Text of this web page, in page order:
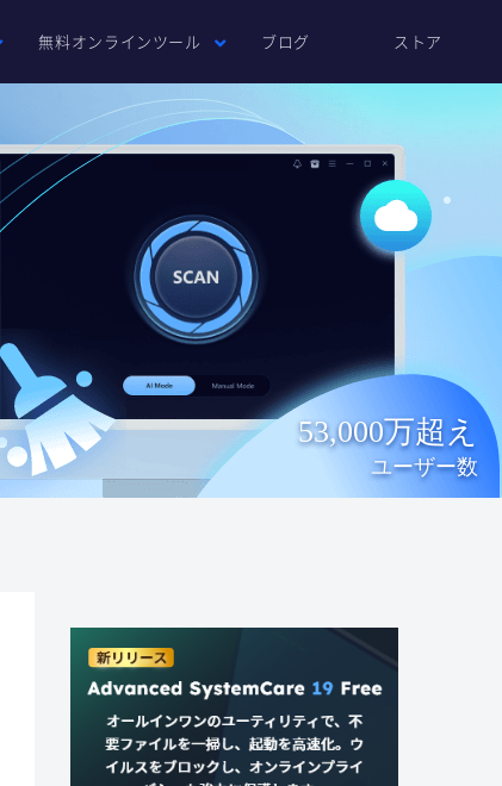
無料オンラインツール ブログ ストア
53,000万超え
ユーザー数